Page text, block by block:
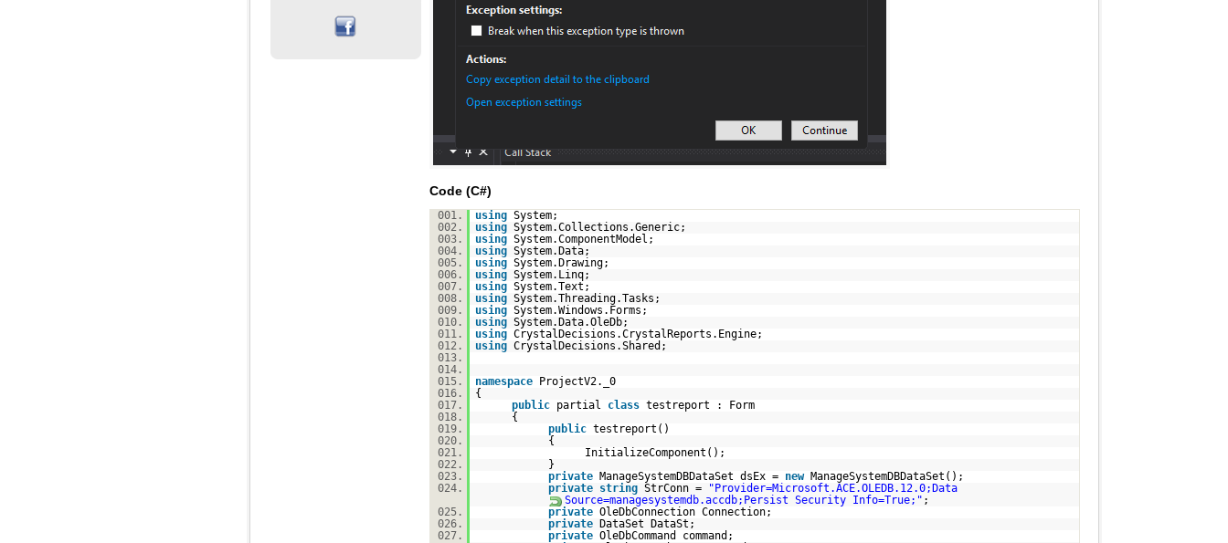
Code (C#)
001. using System;
002.
using System.Collections.Generic;
003.
using System.ComponentModel;
004.
using System.Data;
005.
using System.Drawing;
006.
using System.Linq;
007.
using System.Text;
008.
using System.Threading.Tasks;
009.
using System.Windows.Forms;
010.
using System.Data.OleDb;
011.
using CrystalDecisions.CrystalReports.Engine;
012.
using CrystalDecisions.Shared;
013.
014.
015.
namespace
ProjectV2._0
016.
{
017.
public partial class testreport : Form
018.
{
019.
public testreport()
020.
{
021.
InitializeComponent();
022.
}
023.
private ManageSystemDBDataSet dsEx = new
ManageSystemDBDataSet();
024.
private string StrConn =
"Provider=Microsoft.ACE.OLEDB.12.0;Data
Source=managesystemdb.accdb;Persist Security Info=True;" ;
025.
private OleDbConnection Connection;
026.
private
DataSet DataSt;
027.
private OleDbCommand command;